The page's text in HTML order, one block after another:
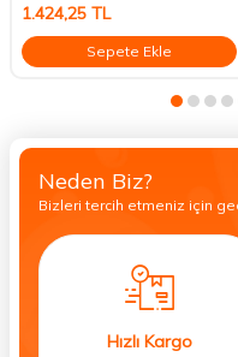
1.424,25 TL
Sepete Ekle
Neden Biz?
Bizleri tercih etmeniz için
Hızlı Kargo